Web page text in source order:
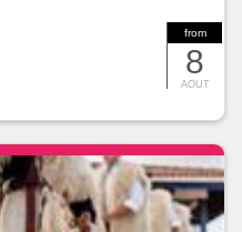
from
8
AOUT